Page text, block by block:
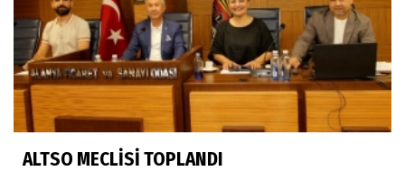
ALTSO MECLİSİ TOPLANDI